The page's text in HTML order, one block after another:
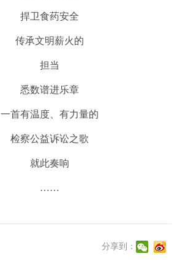
捍卫食药安全
传承文明薪火的
担当
悉数谱进乐章
一首有温度、有力量的
检察公益诉讼之歌
就此奏响
……
分享到：